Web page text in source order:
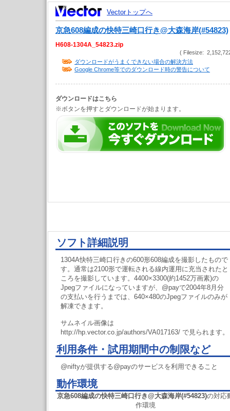
Vectorトップへ
京急608編成の快特三崎口行き@大森海岸(#54823)
H608-1304A_54823.zip
( Filesize:
ダウンロードがうまくできない場合の解決方法
Google Chrome等でのダウンロード時の警告について
ダウンロードはこちら
※ボタンを押すとダウンロードが始まります。
ソフト詳細説明
1304A快特三崎口行きの600形608編成を撮影したもので
す。通常は2100形で運転される線内運用に充当されたと
ころを撮影しています。4400×3300(約1452万画素)の
Jpegファイルになっていますが、@payで2004年8月分
の支払いを行うまでは、640×480のJpegファイルのみが
解凍できます。
サムネイル画像は
http://hp.vector.co.jp/authors/VA017163/ で見られます。
利用条件・試用期間中の制限など
@niftyが提供する@payのサービスを利用できること
動作環境
京急608編成の快特三崎口行き@大森海岸(#54823)の対応
作環境